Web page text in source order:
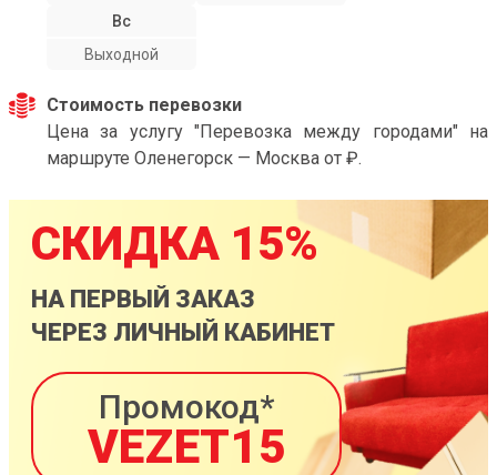
Вс
Выходной
Стоимость перевозки
Цена за услугу "Перевозка между городами" на
маршруте Оленегорск — Москва от ₽.
СКИДКА 15%
НА ПЕРВЫЙ ЗАКАЗ
ЧЕРЕЗ ЛИЧНЫЙ КАБИНЕТ
Промокод*
VEZET15